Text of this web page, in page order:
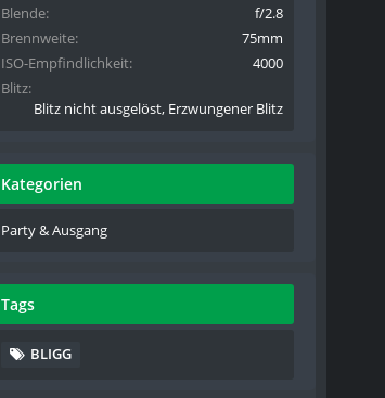
Blende
f/2.8
Brennweite
75mm
ISO-Empfindlichkeit
4000
Blitz
Blitz nicht ausgelöst, Erzwungener Blitz
Kategorien
Party & Ausgang
Tags
BLIGG